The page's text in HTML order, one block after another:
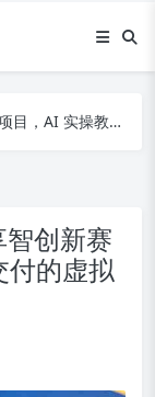
，线上副业技巧，短视频创作教程
智创新赛
付的虚拟